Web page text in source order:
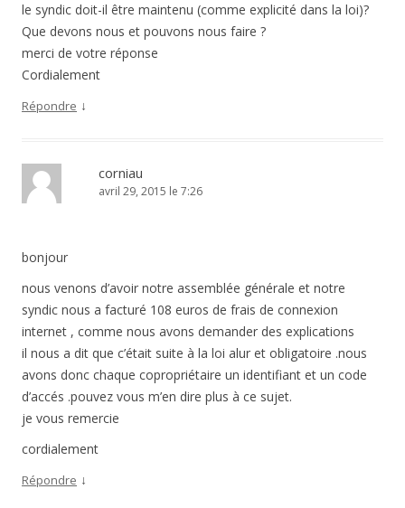
le syndic doit-il être maintenu (comme explicité dans la loi)?
Que devons nous et pouvons nous faire ?
merci de votre réponse
Cordialement
Répondre ↓
corniau
avril 29, 2015 le 7:26
bonjour
nous venons d’avoir notre assemblée générale et notre
syndic nous a facturé 108 euros de frais de connexion
internet , comme nous avons demander des explications
il nous a dit que c’était suite à la loi alur et obligatoire .nous
avons donc chaque copropriétaire un identifiant et un code
d’accés .pouvez vous m’en dire plus à ce sujet.
je vous remercie
cordialement
Répondre ↓